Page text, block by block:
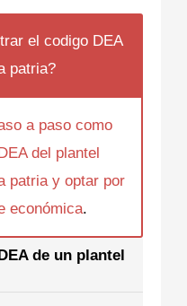
el codigo DEA
patria?
a paso como
del plantel
patria y optar por
económica.
de un plantel